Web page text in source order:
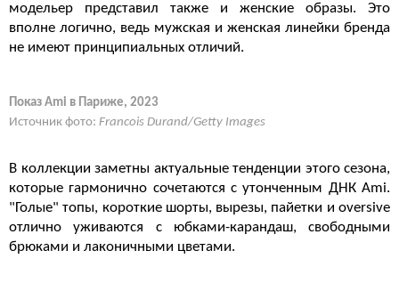
модельер представил также и женские образы. Это
вполне логично, ведь мужская и женская линейки бренда
не имеют принципиальных отличий.
Показ Ami в Париже, 2023
Источник фото: Francois Durand/Getty Images
В коллекции заметны актуальные тенденции этого сезона,
которые гармонично сочетаются с утонченным ДНК Ami.
"Голые" топы, короткие шорты, вырезы, пайетки и oversive
отлично уживаются с юбками-карандаш, свободными
брюками и лаконичными цветами.